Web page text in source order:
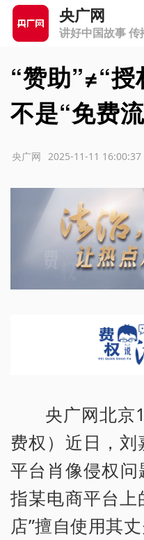
央广网
讲好中国故事 传
“赞助”≠“
不是“免费
2025-11-11 16:00:37
央广网
央广网北京
费权）近日，
平台肖像侵权
指某电商平台上
店”擅自使用其